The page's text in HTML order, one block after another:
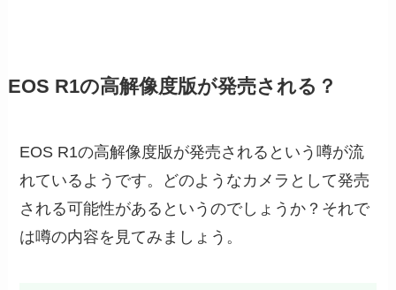
EOS R1の高解像度版が発売される？
EOS R1の高解像度版が発売されるという噂が流
れているようです。どのようなカメラとして発売
される可能性があるというのでしょうか？それで
は噂の内容を見てみましょう。